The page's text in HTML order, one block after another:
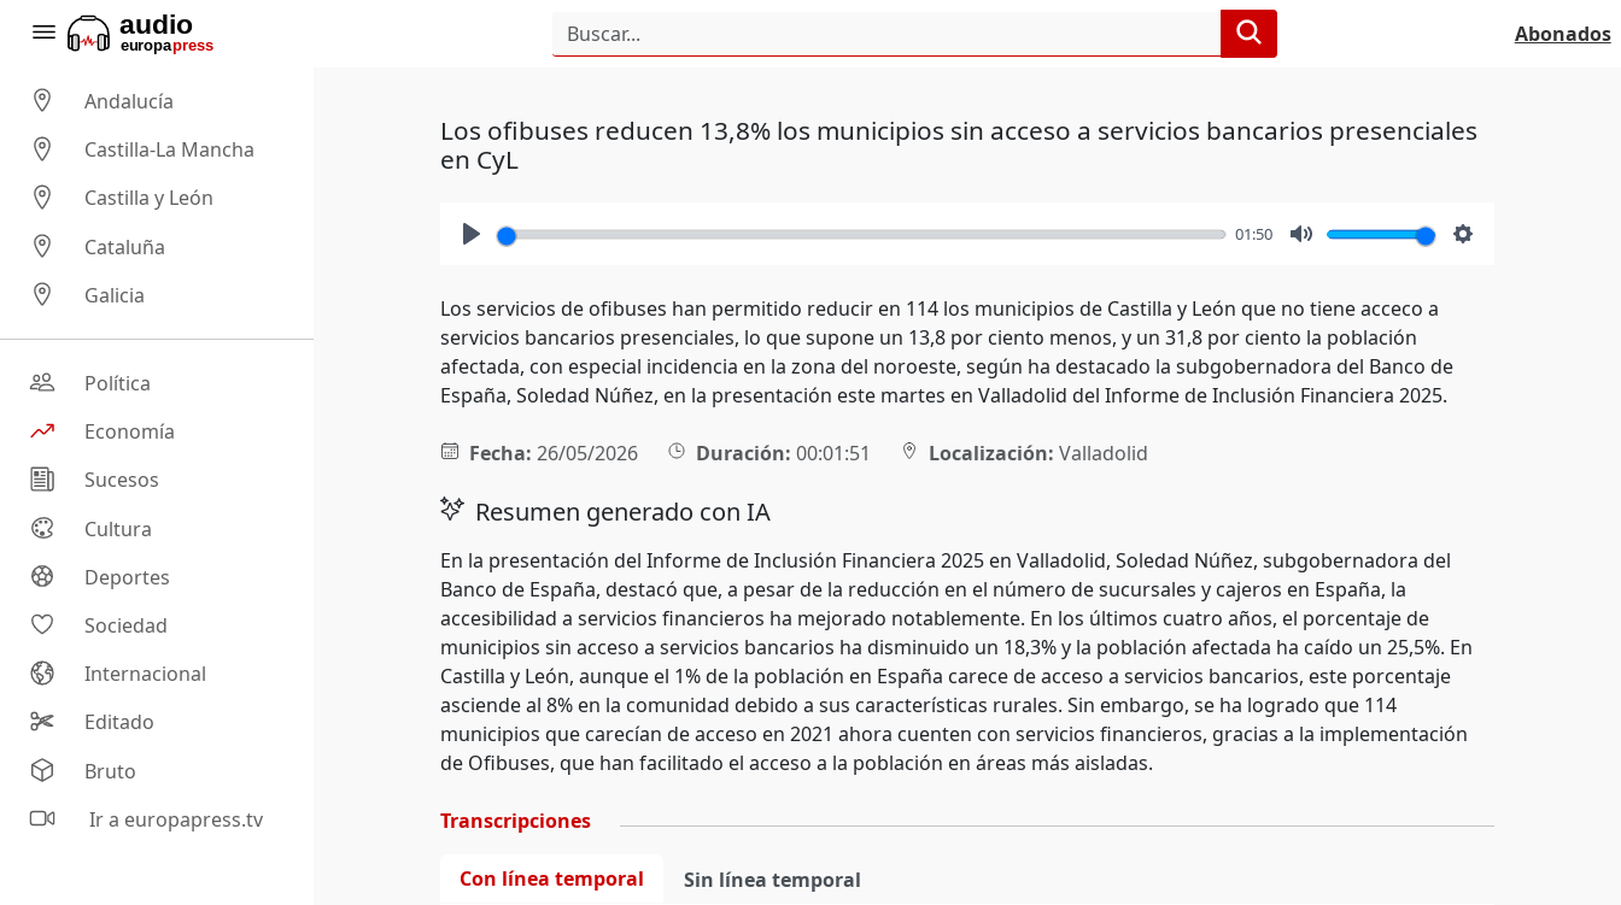
Abonados
Andalucía
Castilla-La Mancha
Castilla y León
Cataluña
Galicia
Política
Economía
Sucesos
Cultura
Deportes
Sociedad
Internacional
Editado
Bruto
Ir a europapress.tv
Los ofibuses reducen 13,8% los municipios sin acceso a servicios bancarios presenciales
en CyL
01:50
Los servicios de ofibuses han permitido reducir en 114 los municipios de Castilla y León que no tiene acceco a
servicios bancarios presenciales, lo que supone un 13,8 por ciento menos, y un 31,8 por ciento la población
afectada, con especial incidencia en la zona del noroeste, según ha destacado la subgobernadora del Banco de
España, Soledad Núñez, en la presentación este martes en Valladolid del Informe de Inclusión Financiera 2025.
Fecha: 26/05/2026 Duración: 00:01:51 Localización: Valladolid
Resumen generado con IA
En la presentación del Informe de Inclusión Financiera 2025 en Valladolid, Soledad Núñez, subgobernadora del
Banco de España, destacó que, a pesar de la reducción en el número de sucursales y cajeros en España, la
accesibilidad a servicios financieros ha mejorado notablemente. En los últimos cuatro años, el porcentaje de
municipios sin acceso a servicios bancarios ha disminuido un 18,3% y la población afectada ha caído un 25,5%. En
Castilla y León, aunque el 1% de la población en España carece de acceso a servicios bancarios, este porcentaje
asciende al 8% en la comunidad debido a sus características rurales. Sin embargo, se ha logrado que 114
municipios que carecían de acceso en 2021 ahora cuenten con servicios financieros, gracias a la implementación
de Ofibuses, que han facilitado el acceso a la población en áreas más aisladas.
Transcripciones
Con línea temporal Sin línea temporal